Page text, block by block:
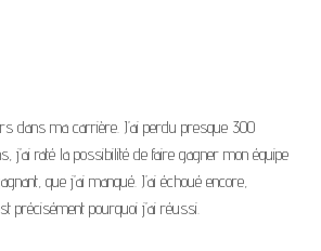
dans ma carrière. J’ai perdu presque 300
j’ai raté la possibilité de faire gagner mon équipe
que j’ai manqué. J’ai échoué encore,
précisément pourquoi j’ai réussi.